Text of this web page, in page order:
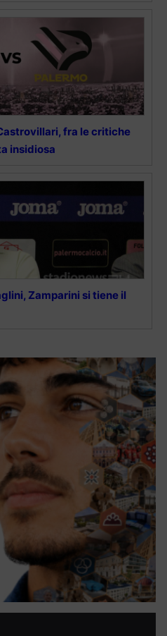
fra le critiche
insidiosa
Zamparini si tiene il